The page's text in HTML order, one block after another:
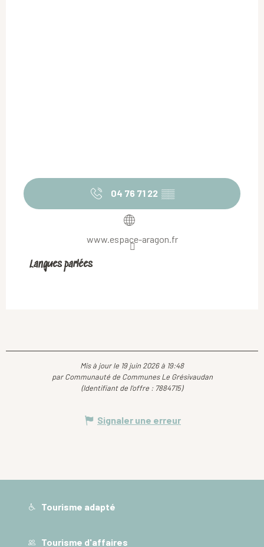
04 76 71 22 ▒▒
www.espace-aragon.fr
Langues parlées
Langues parlées
Mis à jour le 19 juin 2026 à 19:48
par Communauté de Communes Le Grésivaudan
(Identifiant de l'offre : 7884715)
Signaler une erreur
Tourisme adapté
Tourisme d'affaires